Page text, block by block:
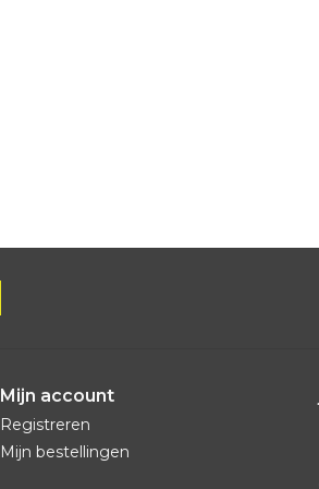
Mijn account
Registreren
Mijn bestellingen